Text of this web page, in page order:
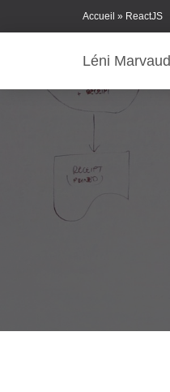
Accueil » ReactJS
Léni Marvaud